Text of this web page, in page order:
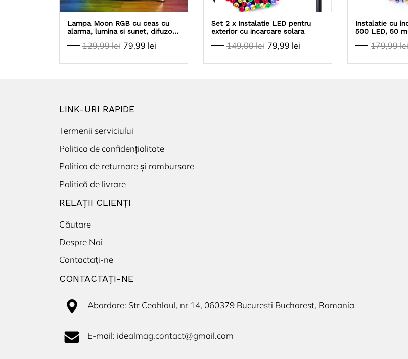
Lampa Moon RGB cu ceas cu
alarma, lumina si sunet, difuzor
wireless129,99 lei 79,99 lei
Set 2 x Instalatie LED pentru
exterior cu incarcare solara
149,00 lei 79,99 lei
Instalatie cu
500 LED, 50
Instalatie179,99 lei
LINK-URI RAPIDE
Termenii serviciului
Politica de confidențialitate
Politica de returnare și rambursare
Politică de livrare
RELAȚII CLIENȚI
Căutare
Despre Noi
Contactaţi-ne
CONTACTAŢI-NE
Abordare: Str Ceahlaul, nr 14, 060379 Bucuresti Bucharest, Romania
E-mail: idealmag.contact@gmail.com